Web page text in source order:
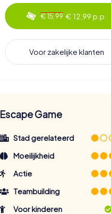
€ 15,99 € 12,99 p.p.
Voor zakelijke klanten
Escape Game
Stad gerelateerd
Moeilijkheid
Actie
Teambuilding
Voor kinderen